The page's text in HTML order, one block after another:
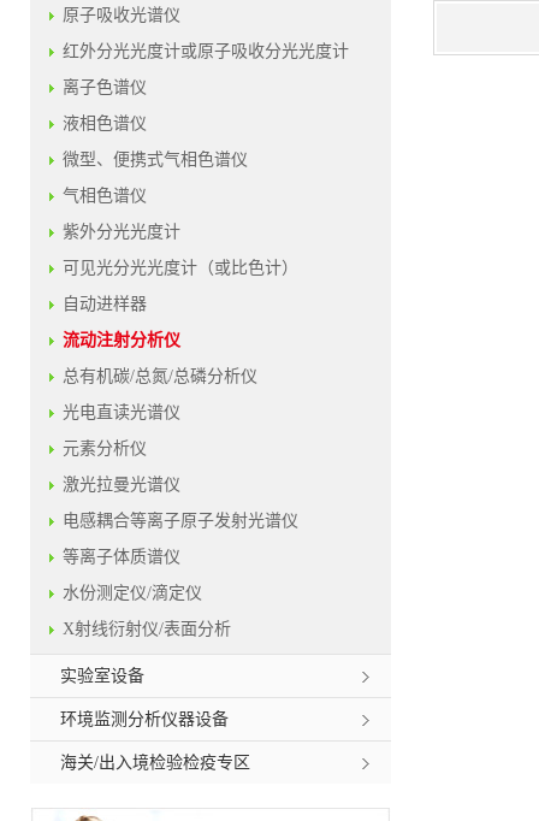
原子吸收光谱仪
红外分光光度计或原子吸收分光光度计
离子色谱仪
液相色谱仪
微型、便携式气相色谱仪
气相色谱仪
紫外分光光度计
可见光分光光度计（或比色计）
自动进样器
流动注射分析仪
总有机碳/总氮/总磷分析仪
光电直读光谱仪
元素分析仪
激光拉曼光谱仪
电感耦合等离子原子发射光谱仪
等离子体质谱仪
水份测定仪/滴定仪
X射线衍射仪/表面分析
实验室设备
环境监测分析仪器设备
海关/出入境检验检疫专区